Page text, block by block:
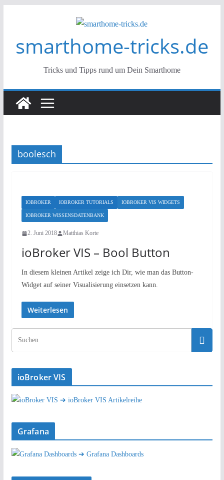
smarthome-tricks.de
Tricks und Tipps rund um Dein Smarthome
boolesch
IOBROKER IOBROKER TUTORIALS IOBROKER VIS WIDGETS
IOBROKER WISSENSDATENBANK
2. Juni 2018 Matthias Korte
ioBroker VIS – Bool Button
In diesem kleinen Artikel zeige ich Dir, wie man das Button-
Widget auf seiner Visualisierung einsetzen kann.
Weiterlesen
ioBroker VIS
➔ ioBroker VIS Artikelreihe
Grafana
➔ Grafana Dashboards